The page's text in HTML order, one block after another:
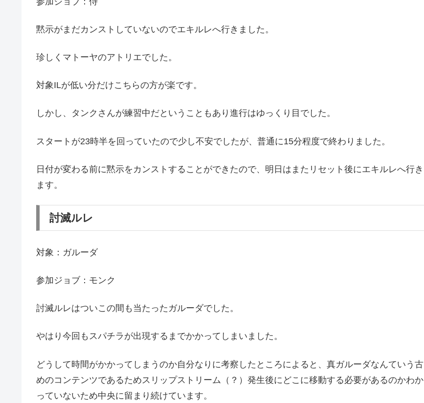
黙示がまだカンストしていないのでエキルレへ行きました。
珍しくマトーヤのアトリエでした。
対象ILが低い分だけこちらの方が楽です。
しかし、タンクさんが練習中だということもあり進行はゆっくり目でした。
スタートが23時半を回っていたので少し不安でしたが、普通に15分程度で終わりました。
日付が変わる前に黙示をカンストすることができたので、明日はまたリセット後にエキルレへ行き
ます。
討滅ルレ
対象：ガルーダ
参加ジョブ：モンク
討滅ルレはついこの間も当たったガルーダでした。
やはり今回もスパチラが出現するまでかかってしまいました。
どうして時間がかかってしまうのか自分なりに考察したところによると、真ガルーダなんていう古
めのコンテンツであるためスリップストリーム（？）発生後にどこに移動する必要があるのかわか
っていないため中央に留まり続けています。